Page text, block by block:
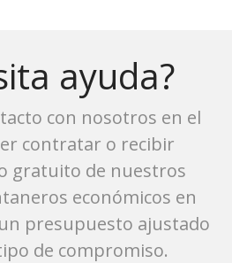
ayuda?
con nosotros en el
contratar o recibir
gratuito de nuestros
económicos en
presupuesto ajustado
de compromiso.